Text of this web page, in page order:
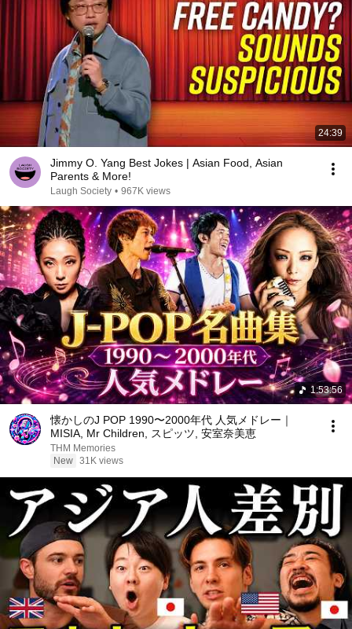
24:39
Jimmy O. Yang Best Jokes | Asian Food, Asian
Parents & More!
Laugh Society • 967K views
1:53:56
懐かしのJ POP 1990〜2000年代 人気メドレー｜
MISIA, Mr Children, スピッツ, 安室奈美恵
THM Memories
New 31K views